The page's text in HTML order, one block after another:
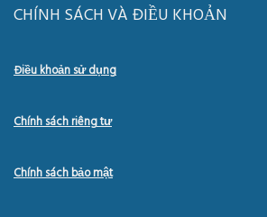
CHÍNH SÁCH VÀ ĐIỀU KHOẢN
Điều khoản sử dụng
Chính sách riêng tư
Chính sách bảo mật